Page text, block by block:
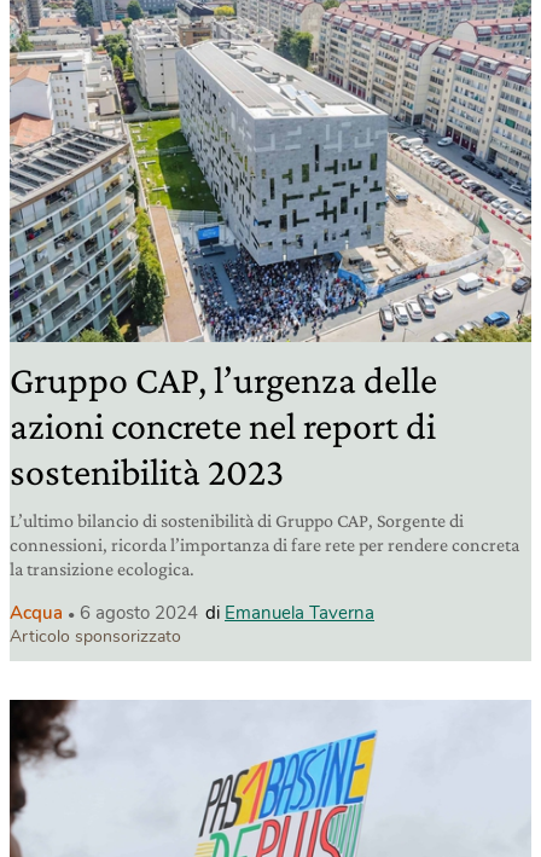
Gruppo CAP, l’urgenza delle
azioni concrete nel report di
sostenibilità 2023
L’ultimo bilancio di sostenibilità di Gruppo CAP, Sorgente di
connessioni, ricorda l’importanza di fare rete per rendere concreta
la transizione ecologica.
Acqua 6 agosto 2024 di Emanuela Taverna
Articolo sponsorizzato